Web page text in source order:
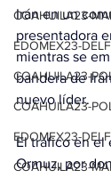
COAHUILA23-
EDOMEX23-
COAHUILA23-
COAHUILA23-
EDOMEX23-
COAHUILA23-
Irán en un
presentadora
mientras se
bandera de
nuevo líder.
El tráfico en el
Ormuz, por